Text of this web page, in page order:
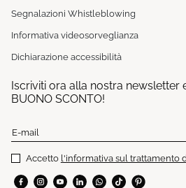
Segnalazioni Whistleblowing
Informativa videosorveglianza
Dichiarazione accessibilità
Iscriviti ora alla nostra newsletter
BUONO SCONTO!
E-mail
Accetto l'informativa sul trattamento